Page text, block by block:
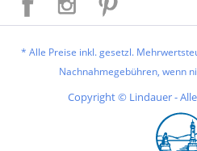
* Alle Preise inkl. gesetzl.
Nachnahmegebühren, wenn
Copyright © Lindauer -